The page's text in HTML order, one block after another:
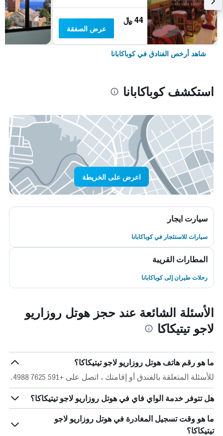
44 ﷼
عرض الصفقة
شاهد أرخص الفنادق في كوباكابانا
استكشف كوباكابانا
اعرض على الخريطة
سيارت ايجار
سيارات للاستئجار في كوباكابانا
المطارات القريبة
رحلات طيران إلى كوباكابانا
الأسئلة الشائعة عند حجز هوتل روزاريو
لاجو تيتيكاكا
ما هو رقم هاتف هوتل روزاريو لاجو تيتيكاكا؟
للأسئلة المتعلقة بالفندق أو إقامتك ، اتصل على +591 7625 4988.
هل تتوفر خدمة الواي فاي في هوتل روزاريو لاجو تيتيكاكا؟
ما هو وقت تسجيل المغادرة في هوتل روزاريو لاجو
تيتيكاكا؟